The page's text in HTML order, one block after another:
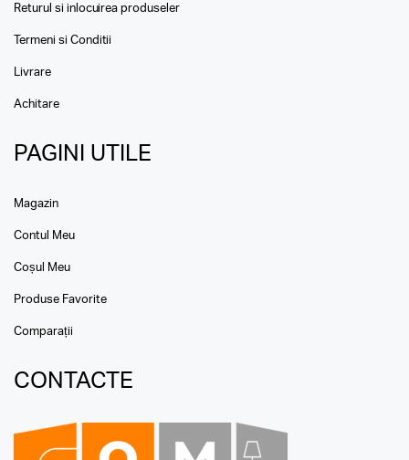
Returul si inlocuirea produseler
Termeni si Conditii
Livrare
Achitare
PAGINI UTILE
Magazin
Contul Meu
Coșul Meu
Produse Favorite
Comparații
CONTACTE